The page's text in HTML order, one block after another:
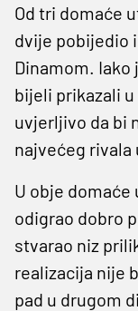
Od tri domaće
dvije pobijedio
Dinamom. Iako
bijeli prikazali
uvjerljivo da bi
najvećeg rivala
U obje domaće
odigrao dobro
stvarao niz
realizacija nije
pad u drugom